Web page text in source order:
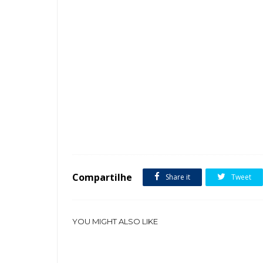
Compartilhe Share it Tweet
YOU MIGHT ALSO LIKE